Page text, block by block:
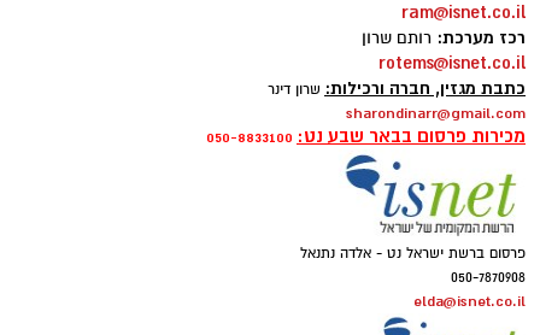
ram@isnet.co.il
רכז מערכת: רותם שרון
rotems@isnet.co.il
כתבת מגזין, חברה ורכילות: שרון דינר
sharondinarr@gmail.com
מכירות פרסום בבאר שבע נט: 050-8833100
פרסום ברשת ישראל נט - אלדה נתנאל
050-7870908
elda@isnet.co.il